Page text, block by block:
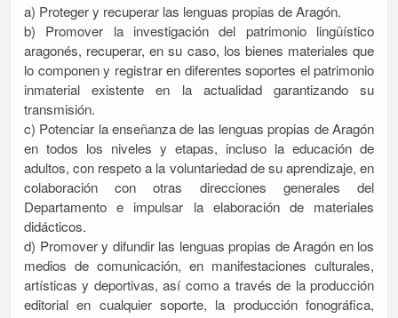
a) Proteger y recuperar las lenguas propias de Aragón.
b) Promover la investigación del patrimonio lingüístico
aragonés, recuperar, en su caso, los bienes materiales que
lo componen y registrar en diferentes soportes el patrimonio
inmaterial existente en la actualidad garantizando su
transmisión.
c) Potenciar la enseñanza de las lenguas propias de Aragón
en todos los niveles y etapas, incluso la educación de
adultos, con respeto a la voluntariedad de su aprendizaje, en
colaboración con otras direcciones generales del
Departamento e impulsar la elaboración de materiales
didácticos.
d) Promover y difundir las lenguas propias de Aragón en los
medios de comunicación, en manifestaciones culturales,
artísticas y deportivas, así como a través de la producción
editorial en cualquier soporte, la producción fonográfica,